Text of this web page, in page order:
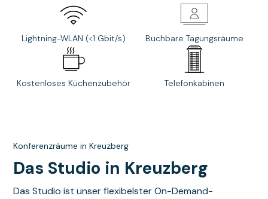
Lightning-WLAN (<1 Gbit/s) Buchbare Tagungsräume
Kostenloses Küchenzubehör Telefonkabinen
Konferenzräume in Kreuzberg
Das Studio in Kreuzberg
Das Studio ist unser flexibelster On-Demand-